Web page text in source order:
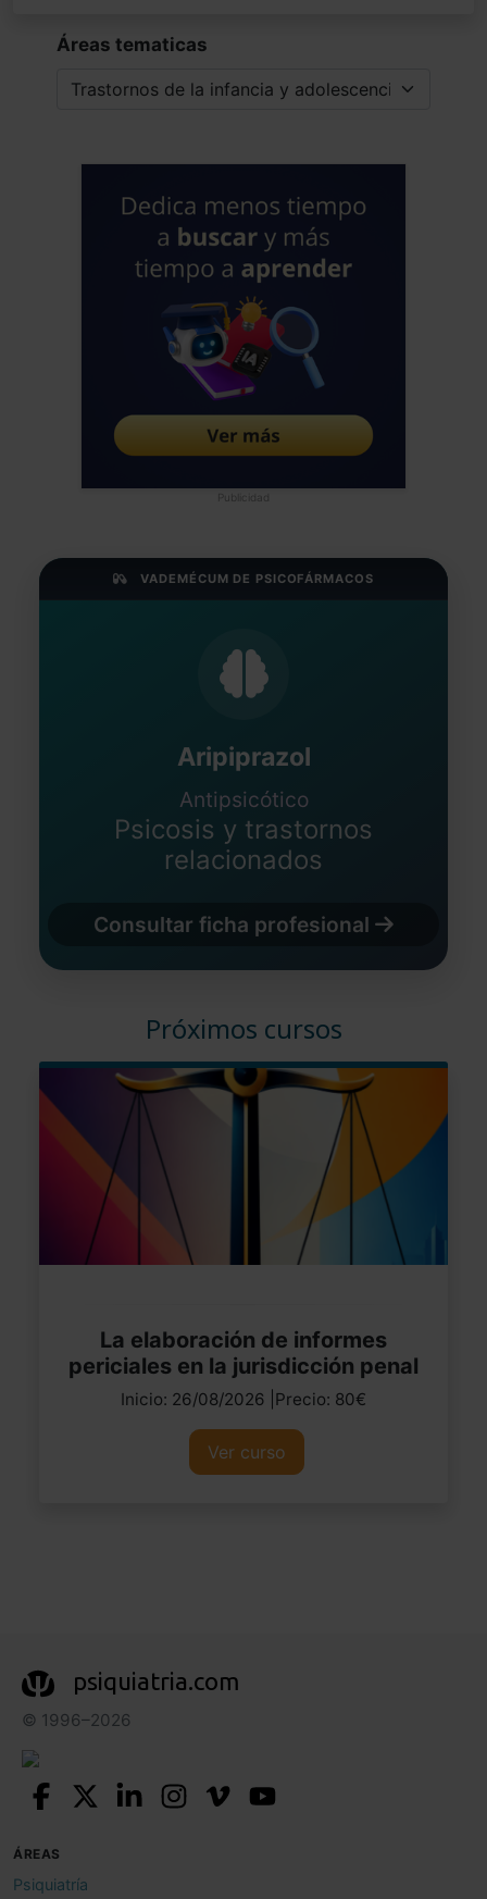
Áreas tematicas
Publicidad
VADEMÉCUM DE PSICOFÁRMACOS
Aripiprazol
Antipsicótico
Psicosis y trastornos
relacionados
Consultar ficha profesional
Próximos cursos
La elaboración de informes
periciales en la jurisdicción penal
Inicio: 26/08/2026 |Precio: 80€
Ver curso
psiquiatria.com
© 1996–2026
ÁREAS
Psiquiatría